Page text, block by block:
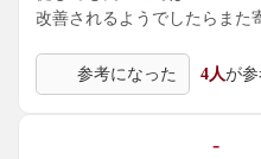
改善されるようでしたらまた
参考になった 4人が
-